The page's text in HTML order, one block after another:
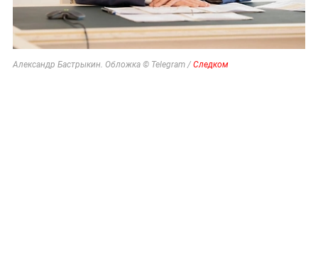
Александр Бастрыкин. Обложка © Telegram / Следком